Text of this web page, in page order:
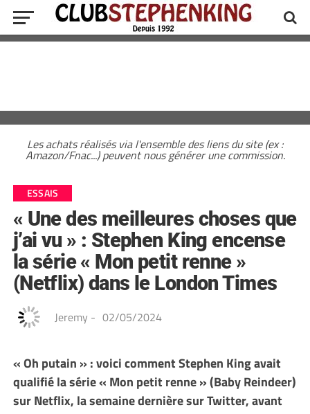
Les achats réalisés via l'ensemble des liens du site (ex :
Amazon/Fnac...) peuvent nous générer une commission.
ESSAIS
« Une des meilleures choses que
j’ai vu » : Stephen King encense
la série « Mon petit renne »
(Netflix) dans le London Times
Jeremy - 02/05/2024
« Oh putain » : voici comment Stephen King avait
qualifié la série « Mon petit renne » (Baby Reindeer)
sur Netflix, la semaine dernière sur Twitter, avant